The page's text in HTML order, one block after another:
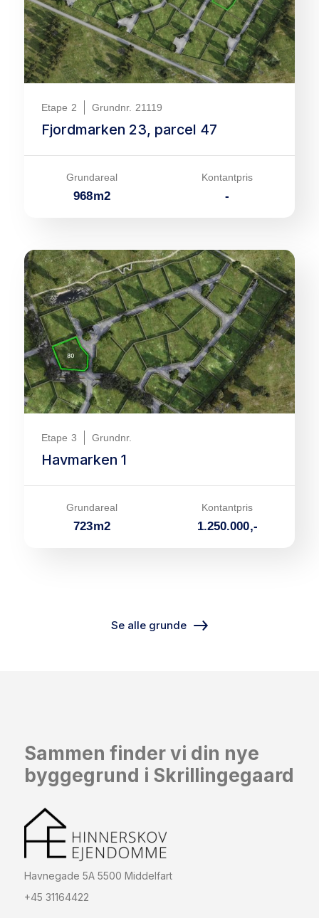
Etape 2 Grundnr. 21119
Fjordmarken 23, parcel 47
Grundareal
968m2
Kontantpris
-
Etape 3 Grundnr.
Havmarken 1
Grundareal
723m2
Kontantpris
1.250.000,-
Se alle grunde
Sammen finder vi din nye
byggegrund i Skrillingegaard
Havnegade 5A 5500 Middelfart
+45 31164422